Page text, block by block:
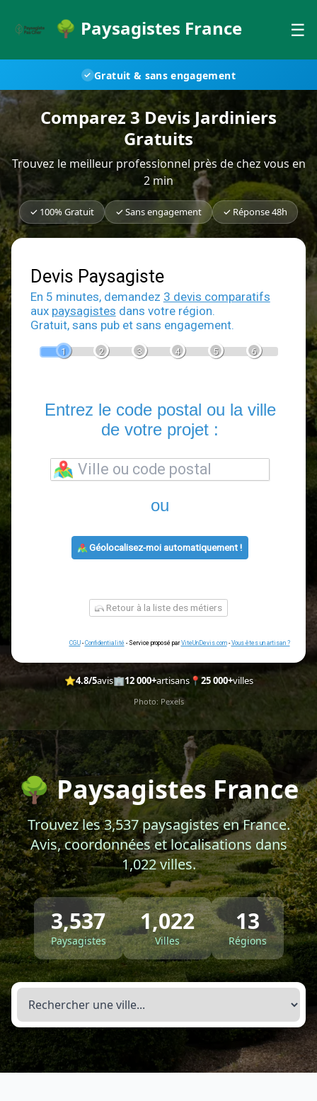
🌳 Paysagistes France ☰
✓ Gratuit & sans engagement
Comparez 3 Devis Jardiniers
Gratuits
Trouvez le meilleur professionnel près de chez vous en
2 min
✓ 100% Gratuit ✓ Sans engagement ✓ Réponse 48h
Devis Paysagiste
En 5 minutes, demandez3 devis
1 2 3 4 5
Entrez le code postal ou la
de votre projet :
ou
Géolocalisez-moi automatiquement !
Retour à la liste des métiers
CGU Confidentialité - Service proposé par ViteUnDevis.com Vous êtes un
⭐4.8/5avis🏢12 000+artisans📍 25 000+villes
Photo: Pexels
🌳 Paysagistes France
Trouvez les 3,537 paysagistes en France.
Avis, coordonnées et localisations dans
1,022 villes.
3,537
Paysagistes
1,022
Villes
13
Régions